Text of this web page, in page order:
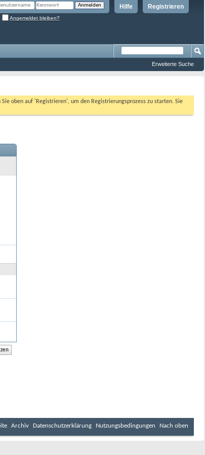
Registrieren
Hilfe
Angemeldet bleiben?
Erweiterte Suche
oben auf 'Registrieren', um den Registrierungsprozess zu starten. Sie
Archiv Datenschutzerklärung Nutzungsbedingungen Nach oben